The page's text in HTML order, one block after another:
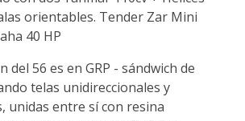
orientables. Tender Zar Mini
40 HP
del 56 es en GRP - sándwich de
telas unidireccionales y
unidas entre sí con resina